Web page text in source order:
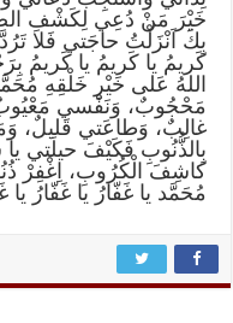
خَيْرَ مَنْ دُعِي لِكَشْفِ
بِكَ اَنْزَلْتُ حاجَتي فَلا
كَريمُ يا كَريمُ يا كَريمُ
اللهُ عَلى خَيْرِ خَلْقِهِ
مَحْجُوبٌ، وَنَفْسي
غالِبٌ، وَطاعَتي قَليلٌ،
بِالذُّنُوبِ فَكَيْفَ حيلَتي يا
كاشِفَ الْكُرُوبِ، اِغْفِرْ
مُحَمَّد يا غَفّارُ يا غَفّارُ